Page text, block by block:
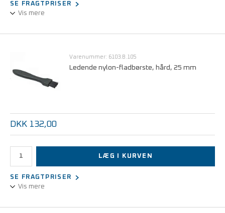
SE FRAGTPRISER
Vis mere
Varenummer: 6103.B.105
Ledende nylon-fladbørste, hård, 25 mm
DKK 132,00
LÆG I KURVEN
SE FRAGTPRISER
Vis mere